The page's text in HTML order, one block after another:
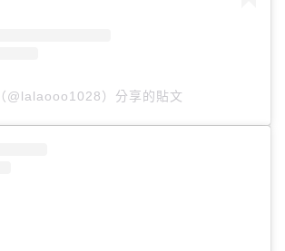
（@lalaooo1028）分享的貼文